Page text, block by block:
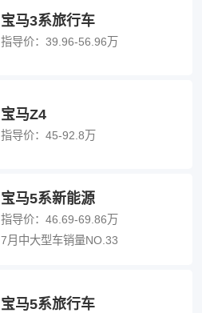
宝马3系旅行车
指导价： 39.96-56.96万
宝马Z4
指导价： 45-92.8万
宝马5系新能源
指导价： 46.69-69.86万
7月中大型车销量NO.33
宝马5系旅行车